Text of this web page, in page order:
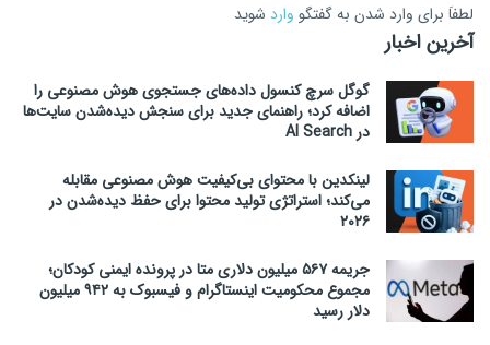
لطفاَ برای وارد شدن به گفتگو وارد شوید
آخرین اخبار
گوگل سرچ کنسول داده‌های جستجوی هوش مصنوعی را
اضافه کرد؛ راهنمای جدید برای سنجش دیده‌شدن سایت‌ها
در AI Search
لینکدین با محتوای بی‌کیفیت هوش مصنوعی مقابله
می‌کند؛ استراتژی تولید محتوا برای حفظ دیده‌شدن در
۲۰۲۶
جریمه ۵۶۷ میلیون دلاری متا در پرونده ایمنی کودکان؛
مجموع محکومیت اینستاگرام و فیسبوک به ۹۴۲ میلیون
دلار رسید